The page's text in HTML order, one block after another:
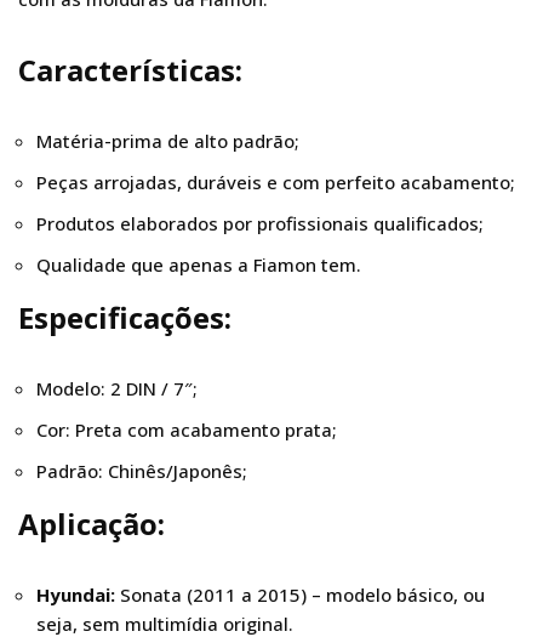
Características:
Matéria-prima de alto padrão;
Peças arrojadas, duráveis e com perfeito acabamento;
Produtos elaborados por profissionais qualificados;
Qualidade que apenas a Fiamon tem.
Especificações:
Modelo: 2 DIN / 7″;
Cor: Preta com acabamento prata;
Padrão: Chinês/Japonês;
Aplicação:
Hyundai: Sonata (2011 a 2015) – modelo básico, ou
seja, sem multimídia original.